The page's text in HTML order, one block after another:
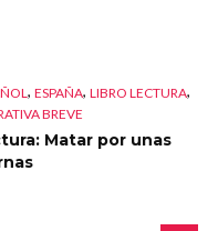
, ESPAÑA, LIBRO LECTURA,
BREVE
Matar por unas